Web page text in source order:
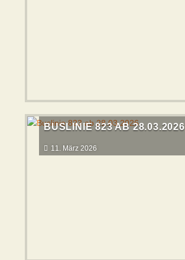
BUSLINIE 823 AB 28.03.2026
11. März 2026